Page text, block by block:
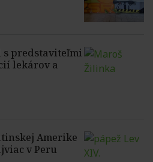
predstaviteľmi
lekárov a
Amerike
v Peru